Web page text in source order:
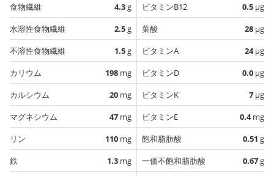
食物繊維
4.3g
水溶性食物繊維
2.5g
不溶性食物繊維
1.5g
カリウム
198 mg
カルシウム
20 mg
マグネシウム
47 mg
リン
110 mg
鉄
1.3 mg
ビタミンB12
0.5 µg
葉酸
28 µg
ビタミンA
24µg
ビタミンD
0.0 µg
ビタミンK
7 µg
ビタミンE
0.4mg
飽和脂肪酸
0.51 g
一価不飽和脂肪酸
0.67g